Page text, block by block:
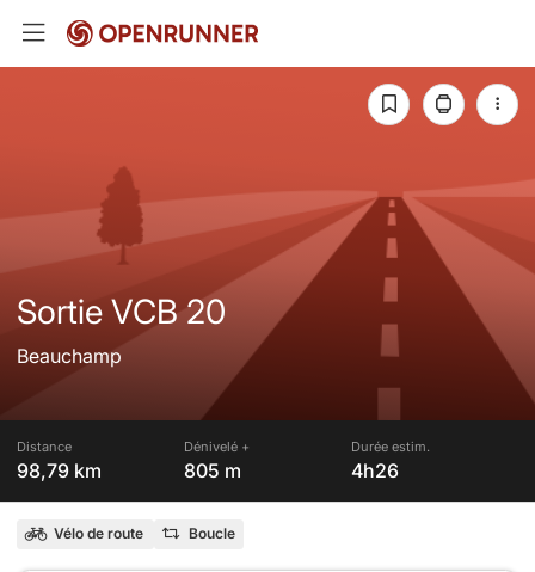
Sortie VCB 20
Beauchamp
Distance
98,79 km
Dénivelé +
805 m
Durée estim.
4h26
Vélo de route Boucle